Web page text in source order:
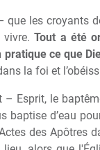
que les croyants
vivre.Tout a été
ce que
la foi et
– Esprit, le baptê
baptise d’eau
des Apôtres